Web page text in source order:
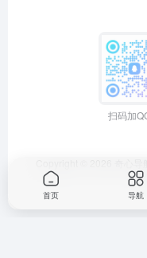
扫码加
首页 导航